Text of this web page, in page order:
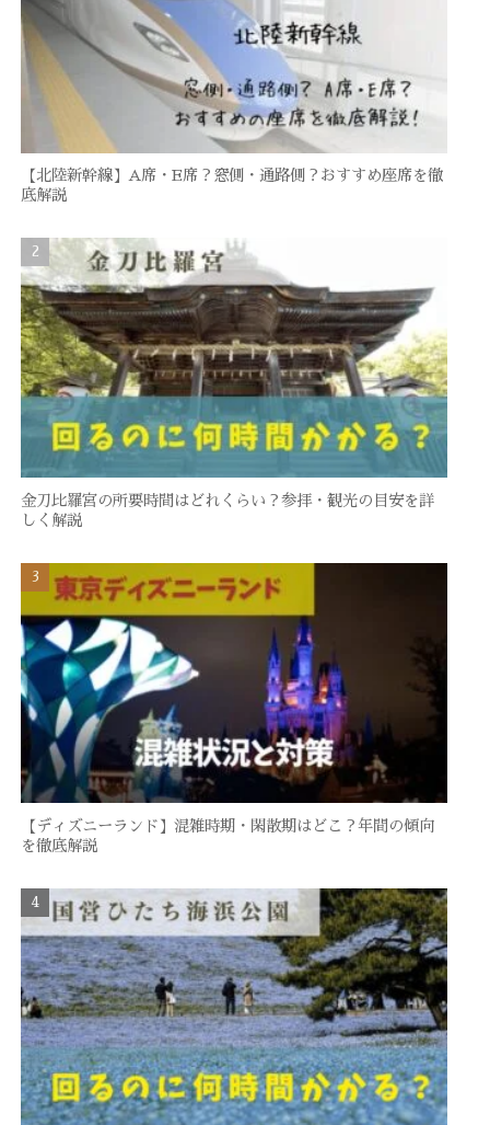
【北陸新幹線】A席・E席？窓側・通路側？おすすめ座席を徹
底解説
金刀比羅宮の所要時間はどれくらい？参拝・観光の目安を詳
しく解説
【ディズニーランド】混雑時期・閑散期はどこ？年間の傾向
を徹底解説